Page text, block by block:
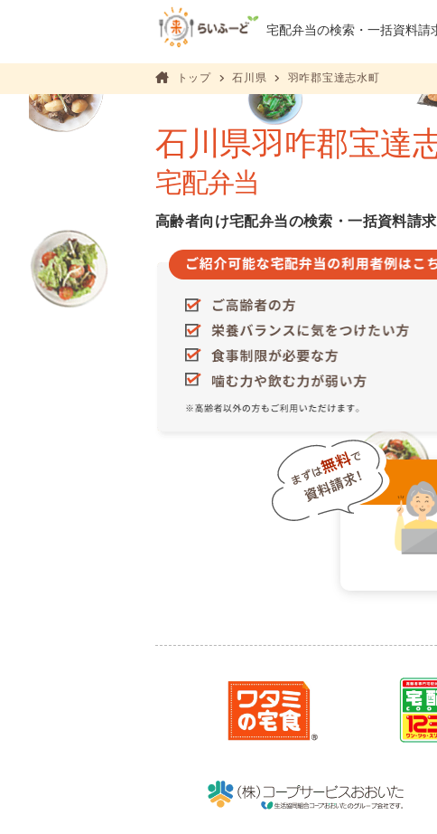
宅配弁当の検索・一括資料請
トップ 石川県 羽咋郡宝達志水町
石川県羽咋郡宝達
宅配弁当
高齢者向け宅配弁当の検索・一括資料請